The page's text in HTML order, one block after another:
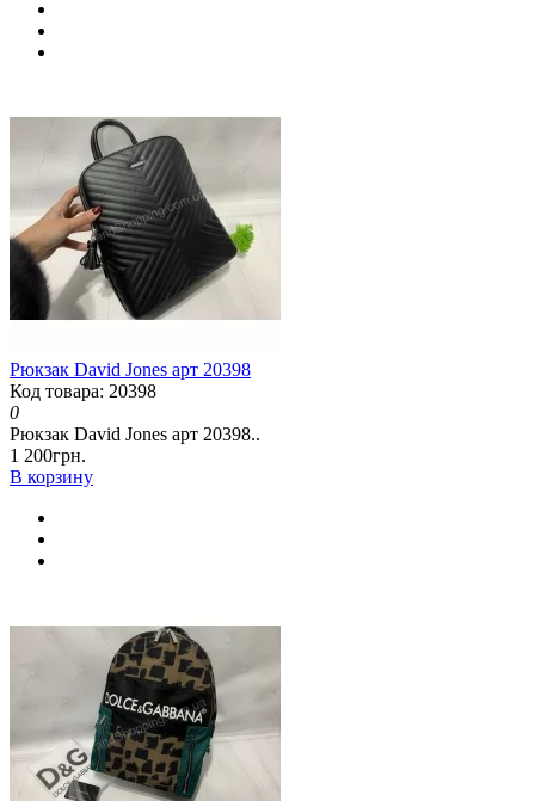
Рюкзак David Jones арт 20398
Код товара: 20398
0
Рюкзак David Jones арт 20398..
1 200грн.
В корзину